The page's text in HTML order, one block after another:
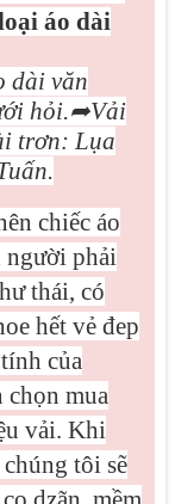
áo dài
dài văn
hỏi.➦Vải
trơn: Lụa
chiếc áo
người phải
thái, có
hết vẻ đep
của
mua
vải. Khi
tôi sẽ